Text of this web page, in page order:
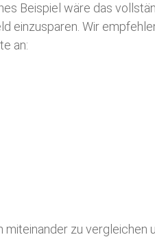
Beispiel wäre das
einzusparen. Wir
an:
zu